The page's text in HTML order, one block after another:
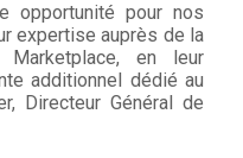
opportunité pour nos
expertise auprès de la
Marketplace, en leur
additionnel dédié au
Directeur Général de